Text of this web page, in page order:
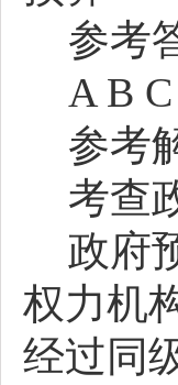
参考
A B C
参考
考查
政府
权力机
经过同